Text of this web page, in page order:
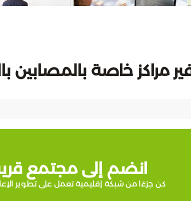
مراكز خاصة بالمصابين
انضم إلى مجتمع
كن جزءًا من شبكة إقليمية تعمل على تطوير